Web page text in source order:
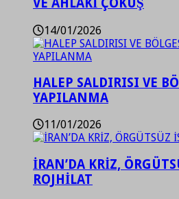
VE AHLAKİ ÇÖKÜŞ
14/01/2026
HALEP SALDIRISI VE
YAPILANMA
11/01/2026
İRAN’DA KRİZ,
ROJHİLAT